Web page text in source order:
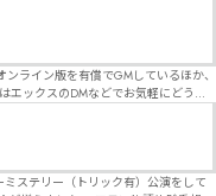
ライン版を有償でGMしているほか、
エックスのDMなどでお気軽にどう
ステリー（トリック有）公演をして